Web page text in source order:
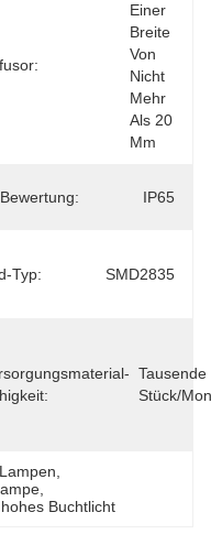
Einer
Breite
Von
Nicht
Mehr
Als 20
Mm
IP65
Typ: SMD2835
Tausende
Stück/
Buchtlicht